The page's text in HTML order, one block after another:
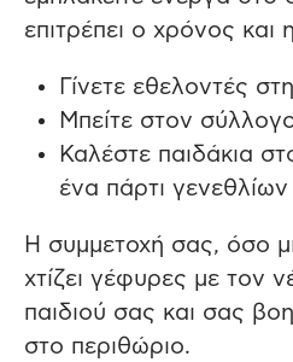
επιτρέπει ο χρόνος και
Γίνετε εθελοντές
Μπείτε στον
Καλέστε παιδάκια
ένα πάρτι γενεθλίων
Η συμμετοχή σας, όσο
χτίζει γέφυρες με τον
παιδιού σας και σας
στο περιθώριο.